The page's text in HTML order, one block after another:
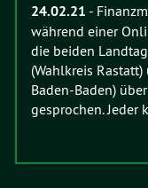
24.02.21 -
während einer
die beiden
(Wahlkreis
Baden-Baden)
gesprochen. Jeder